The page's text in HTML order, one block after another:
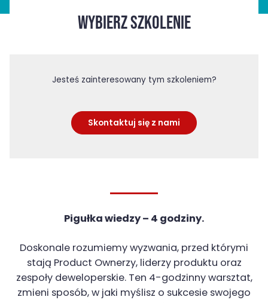
WYBIERZ SZKOLENIE
Jesteś zainteresowany tym szkoleniem?
Skontaktuj się z nami
Pigułka wiedzy – 4 godziny.
Doskonale rozumiemy wyzwania, przed którymi
stają Product Ownerzy, liderzy produktu oraz
zespoły deweloperskie. Ten 4-godzinny warsztat,
zmieni sposób, w jaki myślisz o sukcesie swojego